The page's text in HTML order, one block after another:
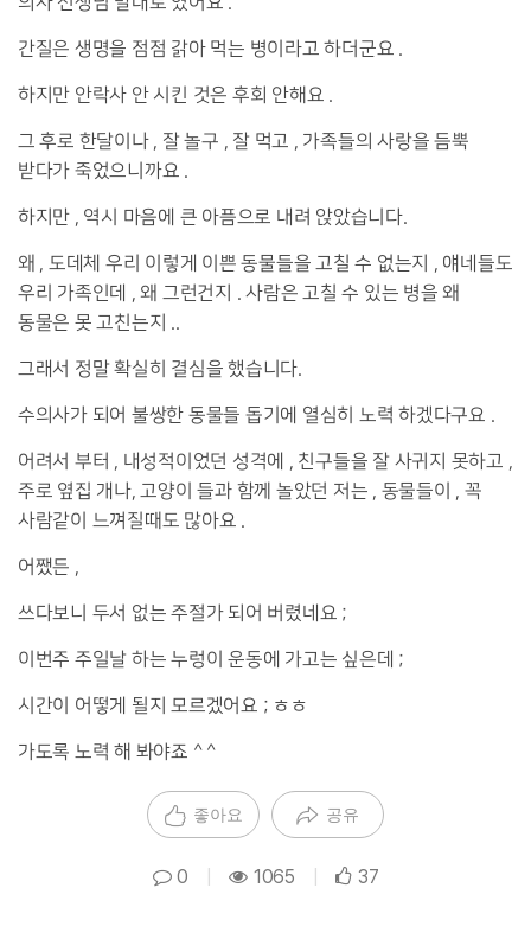
간질은 생명을 점점 갉아 먹는 병이라고 하더군요 .
하지만 안락사 안 시킨 것은 후회 안해요 .
그 후로 한달이나 , 잘 놀구 , 잘 먹고 , 가족들의 사랑을 듬뿍
받다가 죽었으니까요 .
하지만 , 역시 마음에 큰 아픔으로 내려 앉았습니다.
왜 , 도데체 우리 이렇게 이쁜 동물들을 고칠 수 없는지 , 얘네들도
우리 가족인데 , 왜 그런건지 . 사람은 고칠 수 있는 병을 왜
동물은 못 고친는지 ..
그래서 정말 확실히 결심을 했습니다.
수의사가 되어 불쌍한 동물들 돕기에 열심히 노력 하겠다구요 .
어려서 부터 , 내성적이었던 성격에 , 친구들을 잘 사귀지 못하고 ,
주로 옆집 개나, 고양이 들과 함께 놀았던 저는 , 동물들이 , 꼭
사람같이 느껴질때도 많아요 .
어쨌든 ,
쓰다보니 두서 없는 주절가 되어 버렸네요 ;
이번주 주일날 하는 누렁이 운동에 가고는 싶은데 ;
시간이 어떻게 될지 모르겠어요 ; ㅎㅎ
가도록 노력 해 봐야죠 ^ ^
좋아요 공유
0 1065 37